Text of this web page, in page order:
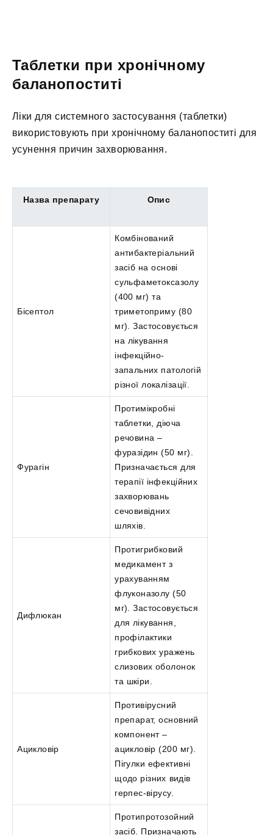
Таблетки при хронічному
баланопоститі
Ліки для системного застосування (таблетки)
використовують при хронічному баланопоститі для
усунення причин захворювання.
Назва препарату Опис
Бісептол
Комбінований
антибактеріальний
засіб на основі
сульфаметоксазолу
(400 мг) та
триметоприму (80
мг). Застосовується
на лікування
інфекційно-
запальних патологій
різної локалізації.
Фурагін
Протимікробні
таблетки, діюча
речовина –
фуразідин (50 мг).
Призначається для
терапії інфекційних
захворювань
сечовивідних
шляхів.
Дифлюкан
Протигрибковий
медикамент з
урахуванням
флуконазолу (50
мг). Застосовується
для лікування,
профілактики
грибкових уражень
слизових оболонок
та шкіри.
Ацикловір
Противірусний
препарат, основний
компонент –
ацикловір (200 мг).
Пігулки ефективні
щодо різних видів
герпес-вірусу.
Протипротозойний
засіб. Призначають